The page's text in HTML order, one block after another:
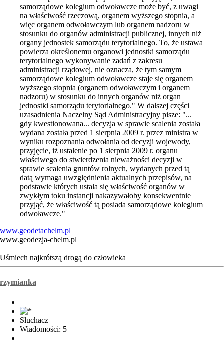
samorządowe kolegium odwoławcze może być, z uwagi
na właściwość rzeczową, organem wyższego stopnia, a
więc organem odwoławczym lub organem nadzoru w
stosunku do organów administracji publicznej, innych niż
organy jednostek samorządu terytorialnego. To, że ustawa
powierza określonemu organowi jednostki samorządu
terytorialnego wykonywanie zadań z zakresu
administracji rządowej, nie oznacza, że tym samym
samorządowe kolegium odwoławcze staje się organem
wyższego stopnia (organem odwoławczym i organem
nadzoru) w stosunku do innych organów niż organ
jednostki samorządu terytorialnego." W dalszej części
uzasadnienia Naczelny Sąd Administracyjny pisze: "...
gdy kwestionowana... decyzja w sprawie scalenia została
wydana została przed 1 sierpnia 2009 r. przez ministra w
wyniku rozpoznania odwołania od decyzji wojewody,
przyjęcie, iż ustalenie po 1 sierpnia 2009 r. organu
właściwego do stwierdzenia nieważności decyzji w
sprawie scalenia gruntów rolnych, wydanych przed tą
datą wymaga uwzględnienia aktualnych przepisów, na
podstawie których ustala się właściwość organów w
zwykłym toku instancji nakazywałoby konsekwentnie
przyjąć, że właściwość tą posiada samorządowe kolegium
odwoławcze."
www.geodetachelm.pl
www.geodezja-chelm.pl
Uśmiech najkrótszą drogą do człowieka
rzymianka
Słuchacz
Wiadomości: 5